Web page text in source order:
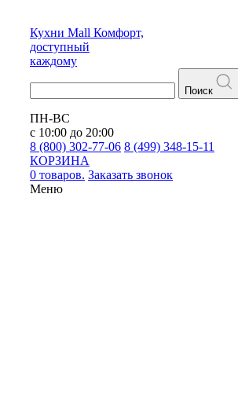
Кухни Mall Комфорт,
доступный
каждому
Поиск
ПН-ВС
с 10:00 до 20:00
8 (800) 302-77-06 8 (499) 348-15-11
КОРЗИНА
0 товаров. Заказать звонок
Меню